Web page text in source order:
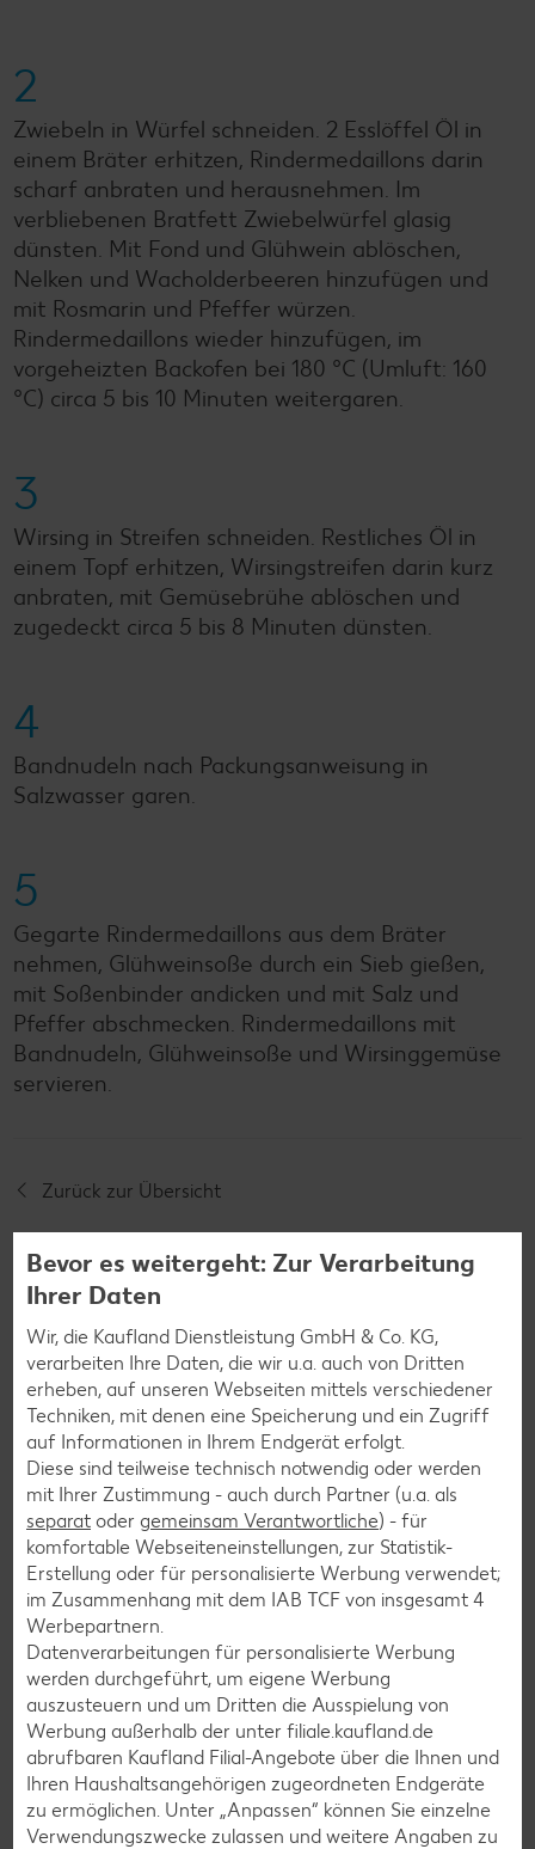
2
Zwiebeln in Würfel schneiden. 2 Esslöffel Öl in
einem Bräter erhitzen, Rindermedaillons darin
scharf anbraten und herausnehmen. Im
verbliebenen Bratfett Zwiebelwürfel glasig
dünsten. Mit Fond und Glühwein ablöschen,
Nelken und Wacholderbeeren hinzufügen und
mit Rosmarin und Pfeffer würzen.
Rindermedaillons wieder hinzufügen, im
vorgeheizten Backofen bei 180 °C (Umluft: 160
°C) circa 5 bis 10 Minuten weitergaren.
3
Wirsing in Streifen schneiden. Restliches Öl in
einem Topf erhitzen, Wirsingstreifen darin kurz
anbraten, mit Gemüsebrühe ablöschen und
zugedeckt circa 5 bis 8 Minuten dünsten.
4
Bandnudeln nach Packungsanweisung in
Salzwasser garen.
5
Gegarte Rindermedaillons aus dem Bräter
nehmen, Glühweinsoße durch ein Sieb gießen,
mit Soßenbinder andicken und mit Salz und
Pfeffer abschmecken. Rindermedaillons mit
Bandnudeln, Glühweinsoße und Wirsinggemüse
servieren.
Zurück zur Übersicht
Weitere interessante
Rezeptkategorien
Burger-Rezepte
Pizza-Rezepte
Pasta-Rezepte
Sushi-Rezepte
Raclette-Rezepte
Flammkuchen-Rezepte
Frühstücksrezepte
Salat-Rezepte
Bevor es weitergeht: Zur Verarbeitung
Ihrer Daten
Wir, die Kaufland Dienstleistung GmbH & Co. KG,
verarbeiten Ihre Daten, die wir u.a. auch von Dritten
erheben, auf unseren Webseiten mittels verschiedener
Techniken, mit denen eine Speicherung und ein Zugriff
auf Informationen in Ihrem Endgerät erfolgt.
Diese sind teilweise technisch notwendig oder werden
mit Ihrer Zustimmung - auch durch Partner (u.a. als
separat oder gemeinsam Verantwortliche) - für
komfortable Webseiteneinstellungen, zur Statistik-
Erstellung oder für personalisierte Werbung verwendet;
im Zusammenhang mit dem IAB TCF von insgesamt 4
Werbepartnern.
Datenverarbeitungen für personalisierte Werbung
werden durchgeführt, um eigene Werbung
auszusteuern und um Dritten die Ausspielung von
Werbung außerhalb der unter filiale.kaufland.de
abrufbaren Kaufland Filial-Angebote über die Ihnen und
Ihren Haushaltsangehörigen zugeordneten Endgeräte
zu ermöglichen. Unter „Anpassen“ können Sie einzelne
Verwendungszwecke zulassen und weitere Angaben zu